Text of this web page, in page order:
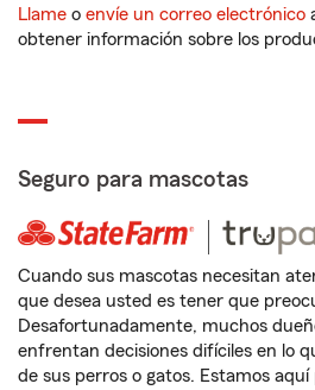
Llame o envíe un correo electrónico
obtener información sobre los
Seguro para mascotas
Cuando sus mascotas necesitan
que desea usted es tener que
Desafortunadamente, muchos
enfrentan decisiones difíciles en lo
de sus perros o gatos. Estamos